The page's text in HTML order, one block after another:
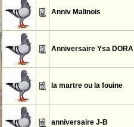
Anniv Malinois
Anniversaire Ysa DORA
la martre ou la fouine
anniversaire J-B